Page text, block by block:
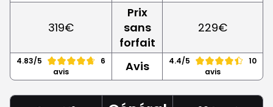
319€
Prix
sans
forfait
229€
4.83/5
6
avis
Avis 4.4/5
10
avis